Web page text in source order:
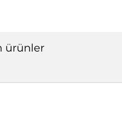
ürünler